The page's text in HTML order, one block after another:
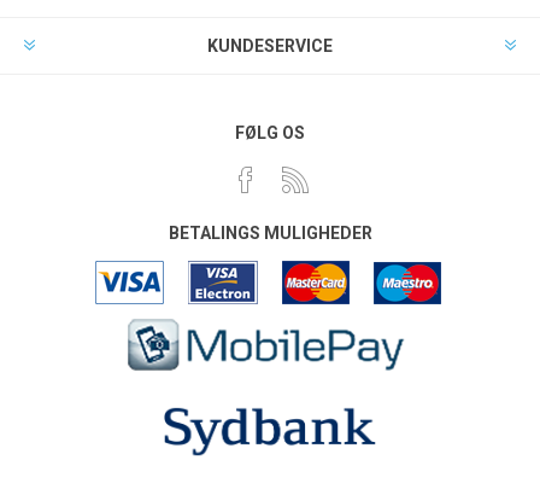
KUNDESERVICE
FØLG OS
BETALINGS MULIGHEDER